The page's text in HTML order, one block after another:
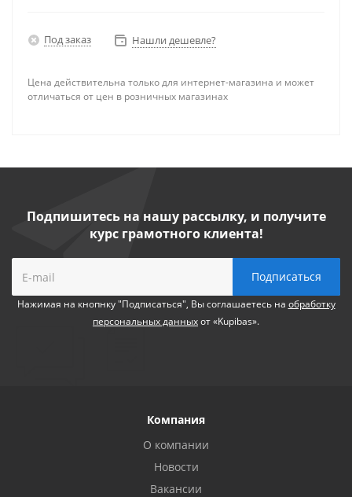
Под заказ Нашли дешевле?
Цена действительна только для интернет-магазина и может
отличаться от цен в розничных магазинах
Подпишитесь на нашу рассылку, и получите
курс грамотного клиента!
Нажимая на кнопнку "Подписаться", Вы соглашаетесь на обработку
персональных данныхот «Kupibas».
Компания
О компании
Новости
Вакансии